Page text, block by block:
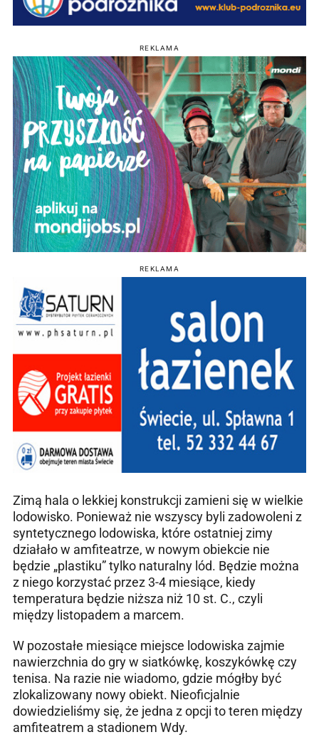
REKLAMA
REKLAMA
Zimą hala o lekkiej konstrukcji zamieni się w wielkie
lodowisko. Ponieważ nie wszyscy byli zadowoleni z
syntetycznego lodowiska, które ostatniej zimy
działało w amfiteatrze, w nowym obiekcie nie
będzie „plastiku” tylko naturalny lód. Będzie można
z niego korzystać przez 3-4 miesiące, kiedy
temperatura będzie niższa niż 10 st. C., czyli
między listopadem a marcem.
W pozostałe miesiące miejsce lodowiska zajmie
nawierzchnia do gry w siatkówkę, koszykówkę czy
tenisa. Na razie nie wiadomo, gdzie mógłby być
zlokalizowany nowy obiekt. Nieoficjalnie
dowiedzieliśmy się, że jedna z opcji to teren między
amfiteatrem a stadionem Wdy.